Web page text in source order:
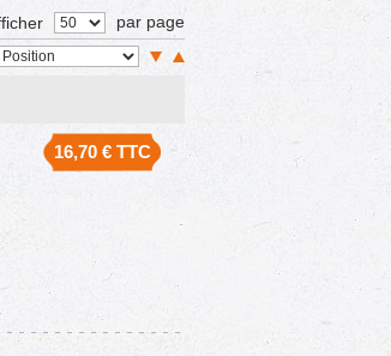
par page
16,70 €TTC